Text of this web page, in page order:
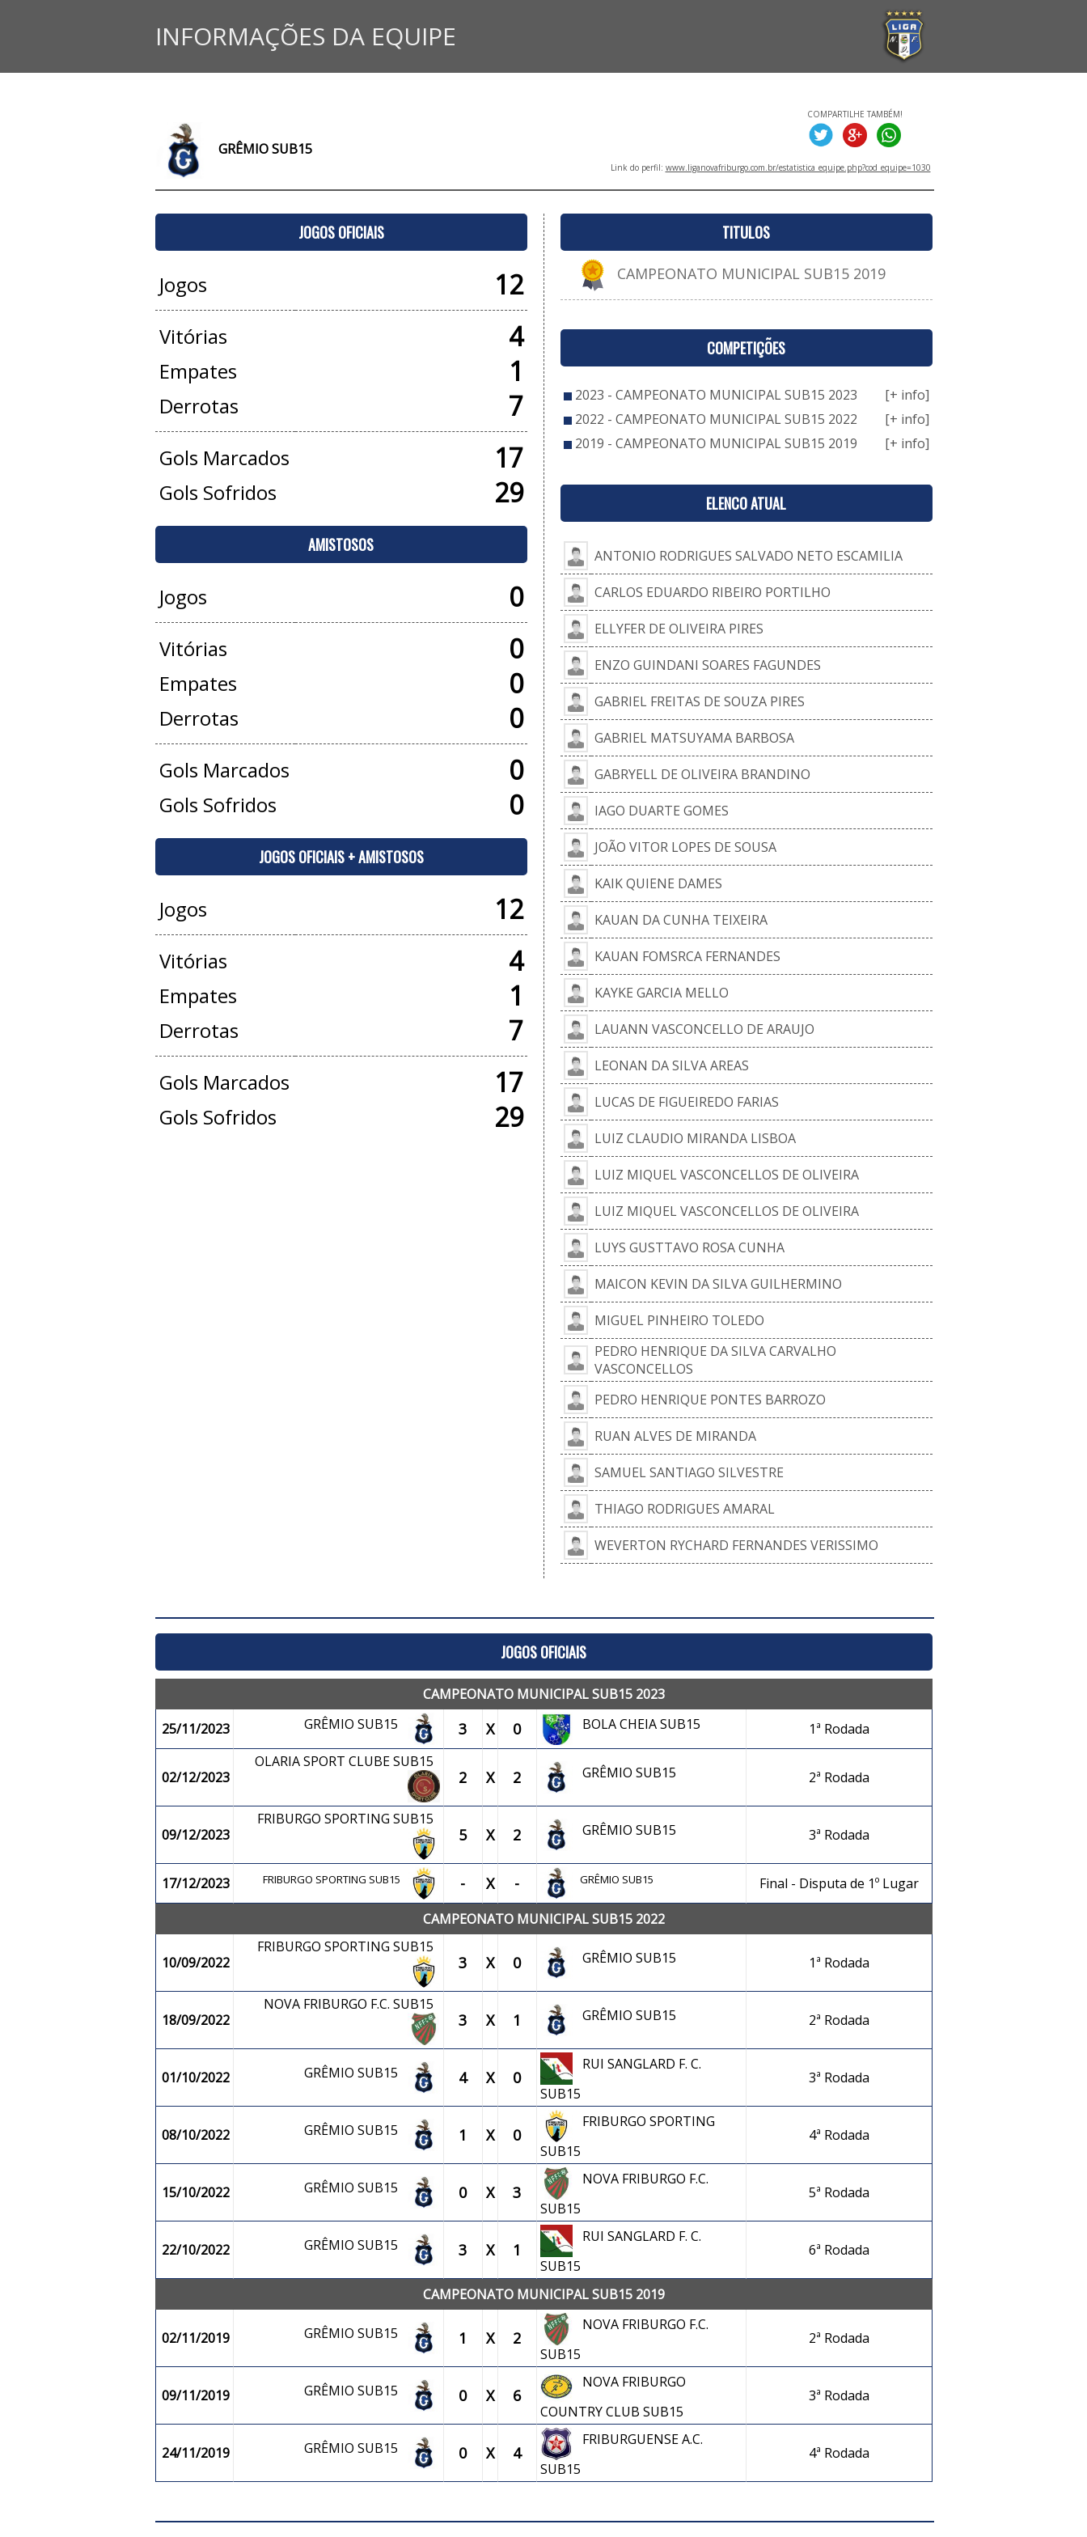
INFORMAÇÕES DA EQUIPE
GRÊMIO SUB15
COMPARTILHE TAMBÉM!
Link do perfil: www.liganovafriburgo.com.br/estatistica_equipe.php?cod_equipe=1030
JOGOS OFICIAIS
Jogos 12
Vitórias 4
Empates 1
Derrotas 7
Gols Marcados 17
Gols Sofridos 29
AMISTOSOS
Jogos 0
Vitórias 0
Empates 0
Derrotas 0
Gols Marcados 0
Gols Sofridos 0
JOGOS OFICIAIS + AMISTOSOS
Jogos 12
Vitórias 4
Empates 1
Derrotas 7
Gols Marcados 17
Gols Sofridos 29
TITULOS
CAMPEONATO MUNICIPAL SUB15 2019
COMPETIÇÕES
2023 - CAMPEONATO MUNICIPAL SUB15 2023
[+ info]
2022 - CAMPEONATO MUNICIPAL SUB15 2022
[+ info]
2019 - CAMPEONATO MUNICIPAL SUB15 2019
[+ info]
ELENCO ATUAL
ANTONIO RODRIGUES SALVADO NETO ESCAMILIA
CARLOS EDUARDO RIBEIRO PORTILHO
ELLYFER DE OLIVEIRA PIRES
ENZO GUINDANI SOARES FAGUNDES
GABRIEL FREITAS DE SOUZA PIRES
GABRIEL MATSUYAMA BARBOSA
GABRYELL DE OLIVEIRA BRANDINO
IAGO DUARTE GOMES
JOÃO VITOR LOPES DE SOUSA
KAIK QUIENE DAMES
KAUAN DA CUNHA TEIXEIRA
KAUAN FOMSRCA FERNANDES
KAYKE GARCIA MELLO
LAUANN VASCONCELLO DE ARAUJO
LEONAN DA SILVA AREAS
LUCAS DE FIGUEIREDO FARIAS
LUIZ CLAUDIO MIRANDA LISBOA
LUIZ MIQUEL VASCONCELLOS DE OLIVEIRA
LUIZ MIQUEL VASCONCELLOS DE OLIVEIRA
LUYS GUSTTAVO ROSA CUNHA
MAICON KEVIN DA SILVA GUILHERMINO
MIGUEL PINHEIRO TOLEDO
PEDRO HENRIQUE DA SILVA CARVALHO
VASCONCELLOS
PEDRO HENRIQUE PONTES BARROZO
RUAN ALVES DE MIRANDA
SAMUEL SANTIAGO SILVESTRE
THIAGO RODRIGUES AMARAL
WEVERTON RYCHARD FERNANDES VERISSIMO
JOGOS OFICIAIS
CAMPEONATO MUNICIPAL SUB15 2023
25/11/2023
GRÊMIO SUB15 3 X 0 BOLA CHEIA SUB15 1ª Rodada
02/12/2023
OLARIA SPORT CLUBE SUB15
2 X 2 GRÊMIO SUB15 2ª Rodada
09/12/2023
FRIBURGO SPORTING SUB15
5 X 2 GRÊMIO SUB15 3ª Rodada
17/12/2023 FRIBURGO SPORTING SUB15 - X - GRÊMIO SUB15
Final - Disputa de 1º Lugar
CAMPEONATO MUNICIPAL SUB15 2022
10/09/2022
FRIBURGO SPORTING SUB15
3 X 0 GRÊMIO SUB15 1ª Rodada
18/09/2022
NOVA FRIBURGO F.C. SUB15
3 X 1 GRÊMIO SUB15 2ª Rodada
01/10/2022 GRÊMIO SUB15 4 X 0
RUI SANGLARD F. C.
SUB15
3ª Rodada
08/10/2022 GRÊMIO SUB15 1 X 0
FRIBURGO SPORTING
SUB15
4ª Rodada
15/10/2022 GRÊMIO SUB15 0 X 3
NOVA FRIBURGO F.C.
SUB15
5ª Rodada
22/10/2022 GRÊMIO SUB15 3 X 1
RUI SANGLARD F. C.
SUB15
6ª Rodada
CAMPEONATO MUNICIPAL SUB15 2019
02/11/2019 GRÊMIO SUB15 1 X 2
NOVA FRIBURGO F.C.
SUB15
2ª Rodada
09/11/2019 GRÊMIO SUB15 0 X 6
NOVA FRIBURGO
COUNTRY CLUB SUB15
3ª Rodada
24/11/2019 GRÊMIO SUB15 0 X 4
FRIBURGUENSE A.C.
SUB15
4ª Rodada